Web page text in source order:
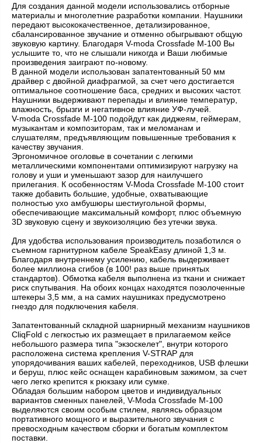
Для создания данной модели использовались отборные
материалы и многолетние разработки компании. Наушники
передают высококачественное, детализированное,
сбалансированное звучание и отменно обыгрывают общую
звуковую картину. Благодаря V-moda Crossfade M-100 Вы
услышите то, что не слышали никогда и Ваши любимые
произведения заиграют по-новому.
В данной модели использован запатентованный 50 мм
драйвер с двойной диафрагмой, за счет чего достигается
оптимальное соотношение баса, средних и высоких частот.
Наушники выдерживают перепады и влияние температур,
влажность, брызги и негативное влияние УФ-лучей.
V-moda Crossfade M-100 подойдут как диджеям, геймерам,
музыкантам и композиторам, так и меломанам и
слушателям, предъявляющим повышенные требования к
качеству звучания.
Эргономичное оголовье в сочетании с легкими
металлическими компонентами оптимизируют нагрузку на
голову и уши и уменьшают зазор для наилучшего
прилегания. К особенностям V-Moda Crossfade M-100 стоит
также добавить большие, удобные, охватывающие
полностью ухо амбушюры шестиугольной формы,
обеспечивающие максимальный комфорт, плюс объемную
3D звуковую сцену и звукоизоляцию без утечки звука.
Для удобства использования производитель позаботился о
съемном гарнитурном кабеле SpeakEasy длиной 1,3 м.
Благодаря внутреннему усилению, кабель выдерживает
более миллиона сгибов (в 100! раз выше принятых
стандартов). Обмотка кабеля выполнена из ткани и снижает
риск спутывания. На обоих концах находятся позолоченные
штекеры 3,5 мм, а на самих наушниках предусмотрено
гнездо для подключения кабеля.
Запатентованный складной шарнирный механизм наушников
CliqFold с легкостью их размещает в прилагаемом кейсе
небольшого размера типа "экзоскелет", внутри которого
расположена система крепления V-STRAP для
упорядочивания ваших кабелей, переходников, USB флешки
и беруш, плюс кейс оснащен карабиновым зажимом, за счет
чего легко крепится к рюкзаку или сумке.
Обладая большим набором цветов и индивидуальных
вариантов сменных панелей, V-Moda Crossfade M-100
выделяются своим особым стилем, являясь образцом
портативного мощного и выразительного звучания с
превосходным качеством сборки и богатым комплектом
поставки.